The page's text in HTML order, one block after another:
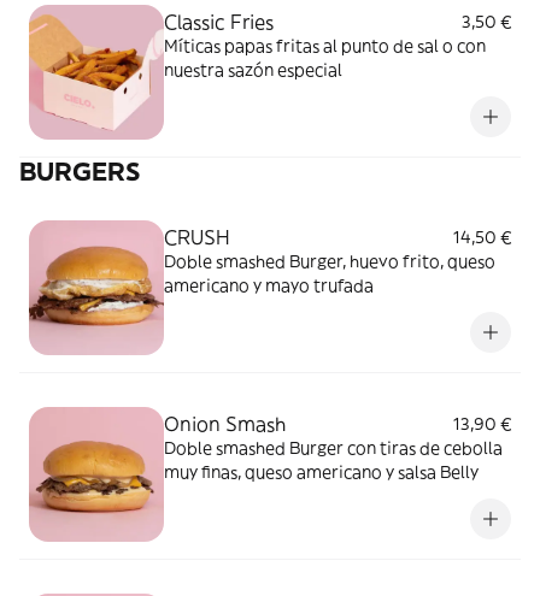
Classic Fries
3,50 €
Míticas papas fritas al punto de sal o con
nuestra sazón especial
BURGERS
CRUSH
14,50 €
Doble smashed Burger, huevo frito, queso
americano y mayo trufada
Onion Smash
13,90 €
Doble smashed Burger con tiras de cebolla
muy finas, queso americano y salsa Belly